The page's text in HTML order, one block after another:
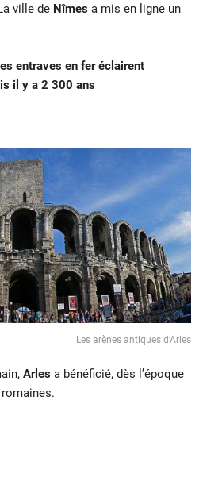
ville de Nîmes a mis en ligne un
entraves en fer éclairent
il y a 2 300 ans
Les arènes antiques d’Arles
Arles a bénéficié, dès l’époque